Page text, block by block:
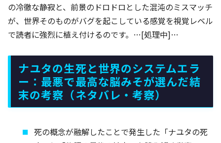
の冷徹な静寂と、前景のドロドロとした混沌のミスマッチ
が、世界そのものがバグを起こしている感覚を視覚レベル
で読者に強烈に植え付けるのです。…[処理中]…
ナユタの生死と世界のシステムエラ
ー：最悪で最高な脳みそが選んだ結
末の考察（ネタバレ・考察）
死の概念が融解したことで発生した「ナユタの死